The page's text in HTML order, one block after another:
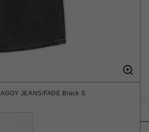
JEANS/FADE Black S